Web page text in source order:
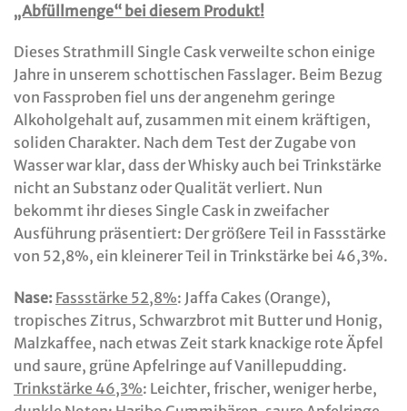
„Abfüllmenge“ bei diesem Produkt!
Dieses Strathmill Single Cask verweilte schon einige
Jahre in unserem schottischen Fasslager. Beim Bezug
von Fassproben fiel uns der angenehm geringe
Alkoholgehalt auf, zusammen mit einem kräftigen,
soliden Charakter. Nach dem Test der Zugabe von
Wasser war klar, dass der Whisky auch bei Trinkstärke
nicht an Substanz oder Qualität verliert. Nun
bekommt ihr dieses Single Cask in zweifacher
Ausführung präsentiert: Der größere Teil in Fassstärke
von 52,8%, ein kleinerer Teil in Trinkstärke bei 46,3%.
Nase: Fassstärke 52,8%: Jaffa Cakes (Orange),
tropisches Zitrus, Schwarzbrot mit Butter und Honig,
Malzkaffee, nach etwas Zeit stark knackige rote Äpfel
und saure, grüne Apfelringe auf Vanillepudding.
Trinkstärke 46,3%: Leichter, frischer, weniger herbe,